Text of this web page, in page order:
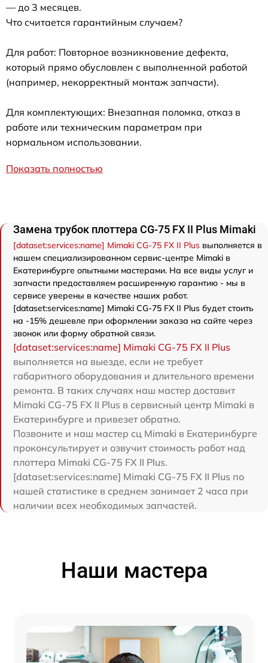
— до 3 месяцев.
Что считается гарантийным случаем?
Для работ: Повторное возникновение дефекта,
который прямо обусловлен с выполненной работой
(например, некорректный монтаж запчасти).
Для комплектующих: Внезапная поломка, отказ в
работе или техническим параметрам при
нормальном использовании.
Показать полностью
Замена трубок плоттера CG-75 FX II Plus Mimaki
[dataset:services:name] Mimaki CG-75 FX II Plus выполняется в
нашем специализированном сервис-центре Mimaki в
Екатеринбурге опытными мастерами. На все виды услуг и
запчасти предоставляем расширенную гарантию - мы в
сервисе уверены в качестве наших работ.
[dataset:services:name] Mimaki CG-75 FX II Plus будет стоить
на -15% дешевле при оформлении заказа на сайте через
звонок или форму обратной связи.
[dataset:services:name] Mimaki CG-75 FX II Plus
выполняется на выезде, если не требует
габаритного оборудования и длительного времени
ремонта. В таких случаях наш мастер доставит
Mimaki CG-75 FX II Plus в сервисный центр Mimaki в
Екатеринбурге и привезет обратно.
Позвоните и наш мастер сц Mimaki в Екатеринбурге
проконсультирует и озвучит стоимость работ над
плоттера Mimaki CG-75 FX II Plus.
[dataset:services:name] Mimaki CG-75 FX II Plus по
нашей статистике в среднем занимает 2 часа при
наличии всех необходимых запчастей.
Наши мастера